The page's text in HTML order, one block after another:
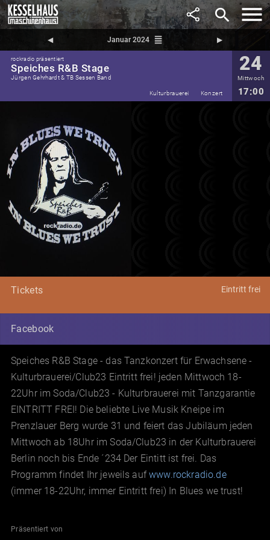
search
◀︎ Januar 2024 reorder ▶︎
rockradio präsentiert
Speiches R&B Stage
Jürgen Gehrhardt & TB Sessen Band
24
Mittwoch
17:00
Kulturbrauerei Konzert
Tickets Eintritt frei
Facebook
Speiches R&B Stage - das Tanzkonzert für Erwachsene -
Kulturbrauerei/Club23 Eintritt frei! jeden Mittwoch 18-
22Uhr im Soda/Club23 - Kulturbrauerei mit Tanzgarantie
EINTRITT FREI! Die beliebte Live Musik Kneipe im
Prenzlauer Berg wurde 31 und feiert das Jubiläum jeden
Mittwoch ab 18Uhr im Soda/Club23 in der Kulturbrauerei
Berlin noch bis Ende ´234 Der Eintitt ist frei. Das
Programm findet Ihr jeweils aufwww.rockradio.de
(immer 18-22Uhr, immer Eintritt frei) In Blues we trust!
Präsentiert von